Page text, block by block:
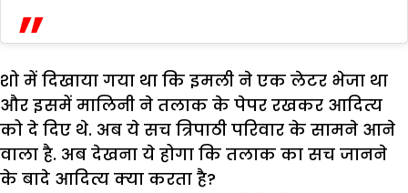
शो में दिखाया गया था कि इमली ने एक लेटर भेजा था
और इसमें मालिनी ने तलाक के पेपर रखकर आदित्‍य
को दे दिए थे. अब ये सच त्रिपाठी परिवार के सामने आने
वाला है. अब देखना ये होगा कि तलाक का सच जानने
के बादे आदित्य क्या करता है?